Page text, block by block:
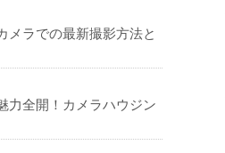
メラでの最新撮影方法と
力全開！カメラハウジン